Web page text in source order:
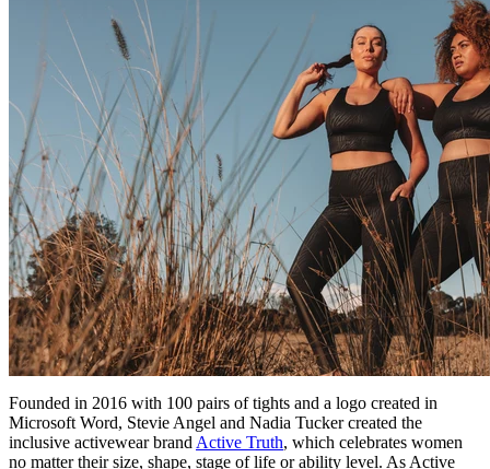
Founded in 2016 with 100 pairs of tights and a logo created in
Microsoft Word, Stevie Angel and Nadia Tucker created the
inclusive activewear brand Active Truth, which celebrates women
no matter their size, shape, stage of life or ability level. As Active